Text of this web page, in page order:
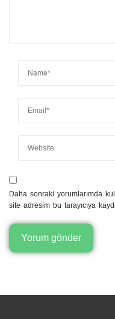
Daha sonraki yorumlarımda
site adresim bu tarayıcıya